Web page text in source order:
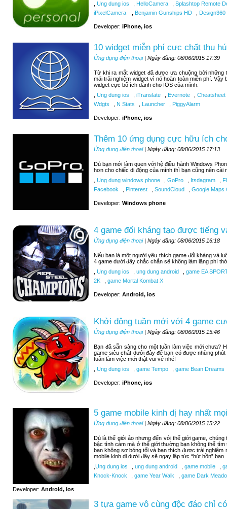
Ung dung ios HelloCamera
Splashtop Remote
iPixelCamera
Benjamin Gunships HD Design360
Developer: iPhone, ios
10 widget miễn phí cực chất thu
Ứng dụng điện thoại| Ngày đăng: 08/06/2015 17:39
Từ khi ra mắt widget đã được ưa chuộng bởi
mái trải nghiệm widget vì nó hoàn toàn miễn phí.
widget cực bổ ích dành cho IOS của mình.
Ung dung ios iTranslate Evernote
Cheatsheet
Wdgts
N Stats Launcher PiggyAlarm
Developer: iPhone, ios
Thêm 10 ứng dụng cực hữu ích
Ứng dụng điện thoại| Ngày đăng: 08/06/2015 17:13
Dù bạn mới làm quen với hệ điều hành Windows
hơn cho chiếc di động của mình thì bạn cũng nên cài
Ung dung windows phone GoPro Itsdagram
Facebook
Pinterest SoundCloud Google Maps
Developer: Windows phone
4 game đối kháng tạo được tiếng
Ứng dụng điện thoại| Ngày đăng: 08/06/2015 16:18
Nếu bạn là một người yêu thích game đối kháng và
4 game dưới đây chắc chắn sẽ không làm lãng phí
Ung dung ios ung dung android
game EA
2K
game Mortal Kombat X
Developer: Android, ios
Khởi động tuần mới với 4 game
Ứng dụng điện thoại| Ngày đăng: 08/06/2015 15:46
Bạn đã sẵn sàng cho một tuần làm việc mới chưa?
game siêu chất dưới đây để bạn có được những
tuần làm việc mới thật vui vẻ nhé!
Ung dung ios game Tempo game Bean Dreams
Developer: iPhone, ios
5 game mobile kinh dị hay nhất
Ứng dụng điện thoại| Ngày đăng: 08/06/2015 15:22
Dù là thế giới ảo nhưng đến với thế giới game,
bậc tình cảm mà ở thế giới thường bạn không thể
bạn không sợ bóng tối và bạn thích được trải
mobile kinh dị dưới đây sẽ ngay lập tức “hút hồn” bạn.
Ung dung ios ung dung android game mobile
Knock-Knock
game Year Walk game Dark
Developer: Android, ios
3 tựa game vô cùng độc đáo chỉ